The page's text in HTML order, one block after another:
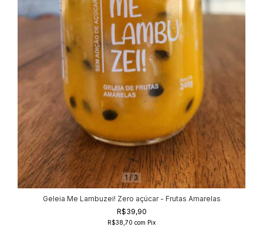
1 /3
Geleia Me Lambuzei! Zero açúcar - Frutas Amarelas
R$39,90
R$38,70 com Pix